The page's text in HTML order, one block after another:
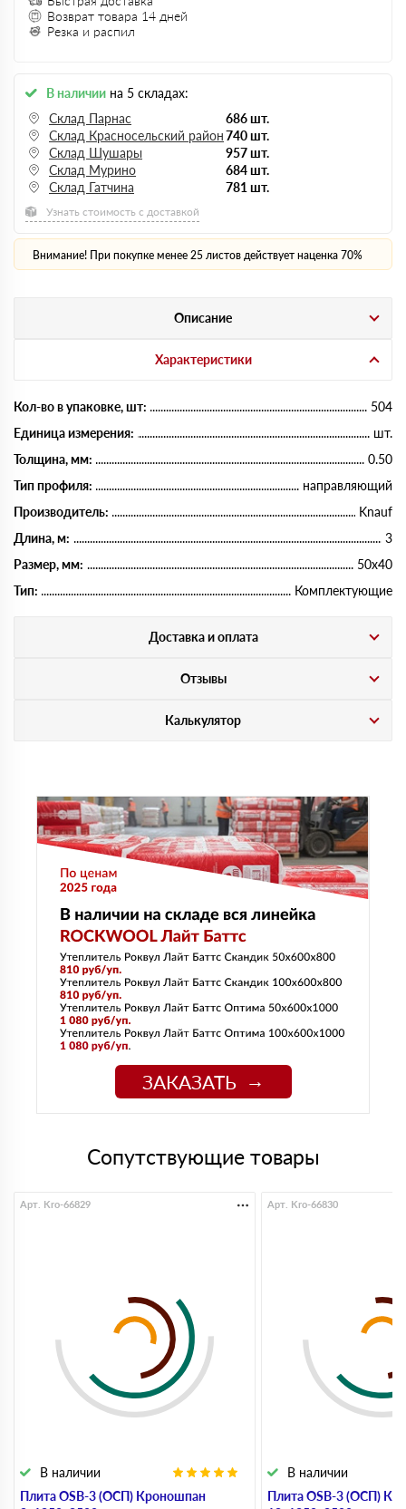
Возврат товара 14 дней
Резка и распил
В наличии на 5 складах:
Склад Парнас
686 шт.
Склад Красносельский район740 шт.
Склад Шушары
957 шт.
Склад Мурино
684 шт.
Склад Гатчина
781 шт.
Узнать стоимость с доставкой
Внимание! При покупке менее 25 листов действует наценка 70%
Описание
Характеристики
Кол-во в упаковке, шт:
504
Единица измерения:
шт.
Толщина, мм:
0.50
Тип профиля:
направляющий
Производитель:
Knauf
Длина, м:
3
Размер, мм:
50х40
Тип:
Комплектующие
Доставка и оплата
Отзывы
Калькулятор
ЗАКАЗАТЬ
Сопутствующие товары
Плита OSB-3 (ОСП) Кроношпан
В наличии
Арт. Kro-66829
Плита OSB-3 (ОСП)
В наличии
Арт. Kro-66830